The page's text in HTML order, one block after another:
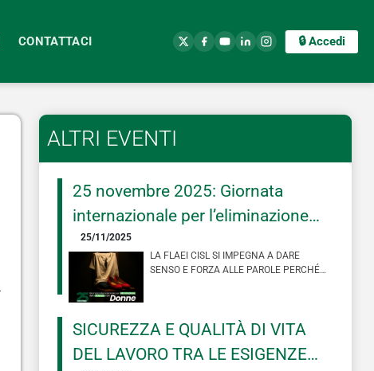
CONTATTACI 🔒 Accedi
ALTRI EVENTI
25 novembre 2025: Giornata
internazionale per l’eliminazione
della violenza contro le donne.
25/11/2025
LA FLAEI CISL SI IMPEGNA A DARE
SENSO E FORZA ALLE PAROLE PERCHÉ
SICUREZZA E QUALITÀ DI VITA
DEL LAVORO TRA LE ESIGENZE